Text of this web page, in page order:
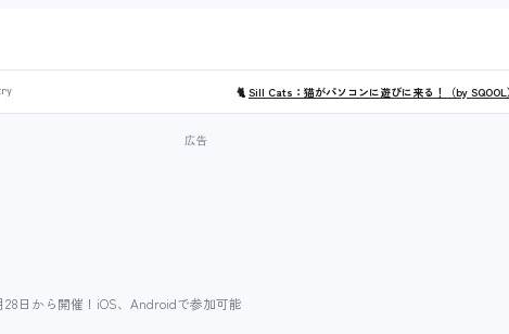
🐈Sill Cats：猫がパソコンに遊びに来る！（by
28日から開催！iOS、Androidで参加可能